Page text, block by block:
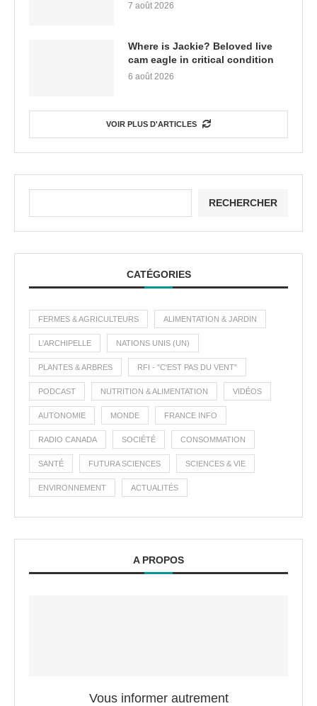
7 août 2026
Where is Jackie? Beloved live
cam eagle in critical condition
6 août 2026
VOIR PLUS D'ARTICLES
RECHERCHER
CATÉGORIES
FERMES & AGRICULTEURS ALIMENTATION & JARDIN
L'ARCHIPELLE NATIONS UNIS (UN)
PLANTES & ARBRES RFI - "C'EST PAS DU VENT"
PODCAST NUTRITION & ALIMENTATION VIDÉOS
AUTONOMIE MONDE FRANCE INFO
RADIO CANADA SOCIÉTÉ CONSOMMATION
SANTÉ FUTURA SCIENCES SCIENCES & VIE
ENVIRONNEMENT ACTUALITÉS
A PROPOS
Vous informer autrement